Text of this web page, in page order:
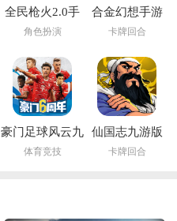
全民枪火2.0手
游
角色扮演
合金幻想手游
卡牌回合
豪门足球风云九
游官方
体育竞技
仙国志九游版
卡牌回合